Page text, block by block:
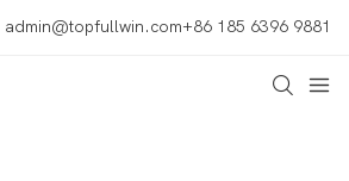
admin@topfullwin.com+86 185 6396 9881